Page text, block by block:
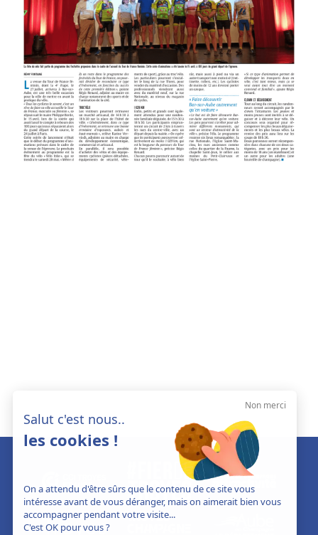
Non merci
Salut c'est nous..
les cookies !
On a attendu d'être sûrs que le contenu de ce site vous
intéresse avant de vous déranger, mais on aimerait bien vous
accompagner pendant votre visite...
C'est OK pour vous ?